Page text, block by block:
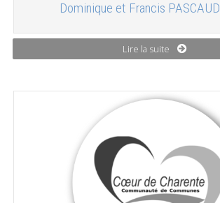
Dominique et Francis PASCAUD
Lire la suite